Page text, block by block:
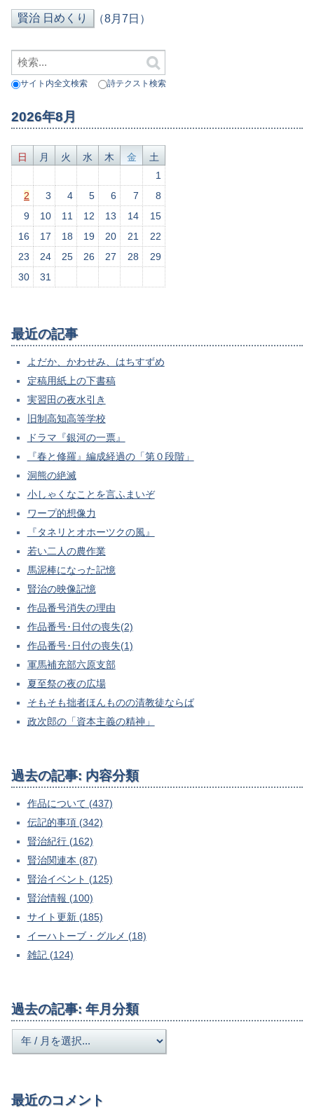
（8月7日）
サイト内全文検索 詩テクスト検索
2026年8月
日 月 火 水 木 金
土
1
2
3 4 5 6 7
8
9
10 11 12 13 14
15
16
17 18 19 20 21
22
23
24 25 26 27 28
29
30
31
最近の記事
よだか、かわせみ、はちすずめ
定稿用紙上の下書稿
実習田の夜水引き
旧制高知高等学校
ドラマ『銀河の一票』
『春と修羅』編成経過の「第０段階」
洞熊の絶滅
小しゃくなことを言ふまいぞ
ワープ的想像力
『タネリとオホーツクの風』
若い二人の農作業
馬泥棒になった記憶
賢治の映像記憶
作品番号消失の理由
作品番号･日付の喪失(2)
作品番号･日付の喪失(1)
軍馬補充部六原支部
夏至祭の夜の広場
そもそも拙者ほんものの清教徒ならば
政次郎の「資本主義の精神」
過去の記事: 内容分類
作品について (437)
伝記的事項 (342)
賢治紀行 (162)
賢治関連本 (87)
賢治イベント (125)
賢治情報 (100)
サイト更新 (185)
イーハトーブ・グルメ (18)
雑記 (124)
過去の記事: 年月分類
最近のコメント